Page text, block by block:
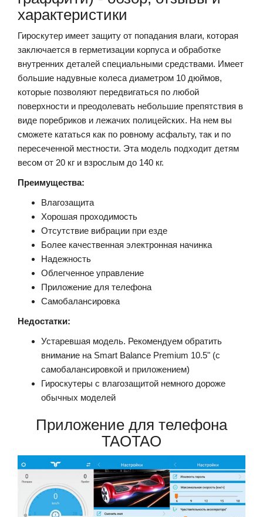
характеристики
Гироскутер имеет защиту от попадания влаги, которая
заключается в герметизации корпуса и обработке
внутренних деталей специальными средствами. Имеет
большие надувные колеса диаметром 10 дюймов,
которые позволяют передвигаться по любой
поверхности и преодолевать небольшие препятствия в
виде поребриков и лежачих полицейских. На нем вы
сможете кататься как по ровному асфальту, так и по
пересеченной местности. Эта модель подходит детям
весом от 20 кг и взрослым до 140 кг.
Преимущества:
Влагозащита
Хорошая проходимость
Отсутствие вибрации при езде
Более качественная электронная начинка
Надежность
Облегченное управление
Приложение для телефона
Самобалансировка
Недостатки:
Устаревшая модель. Рекомендуем обратить
внимание на Smart Balance Premium 10.5" (с
самобалансировкой и приложением)
Гироскутеры с влагозащитой немного дороже
обычных моделей
Приложение для телефона
TAOTAO